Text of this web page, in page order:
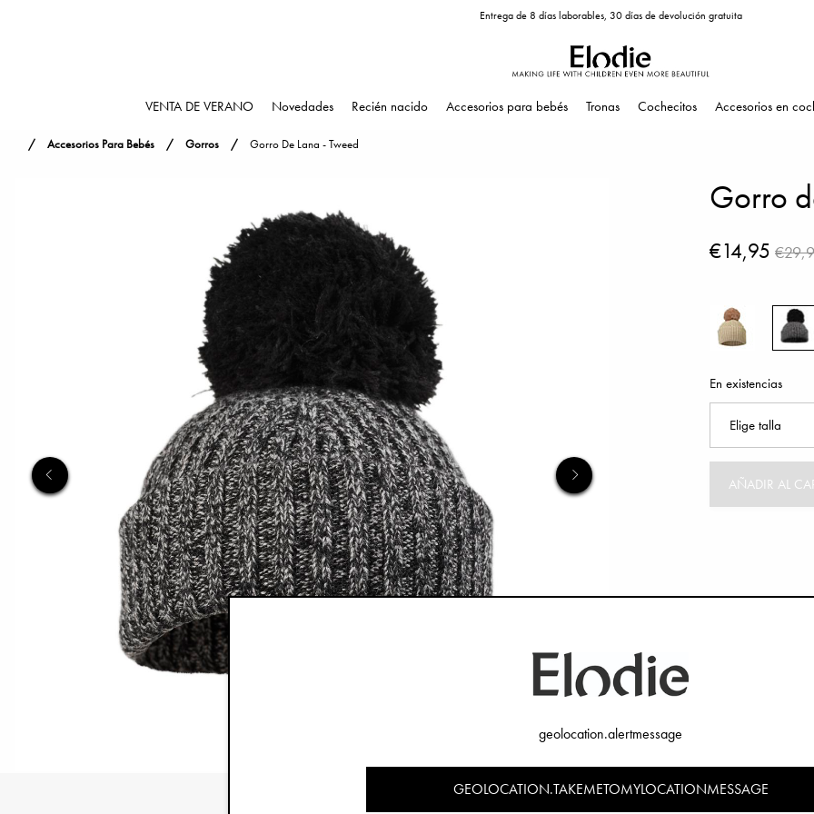
Entrega de 8 días laborables, 30 días de devolución gratuita
VENTA DE VERANO Novedades Recién nacido Accesorios para bebés Tronas Cochecitos Accesorios en
Accesorios Para Bebés Gorros Gorro De Lana - Tweed
Gorro
€14,95
En existencias
AÑADIR AL
geolocation.alertmessage
GEOLOCATION.TAKEMETOMYLOCATIONMESSAGE